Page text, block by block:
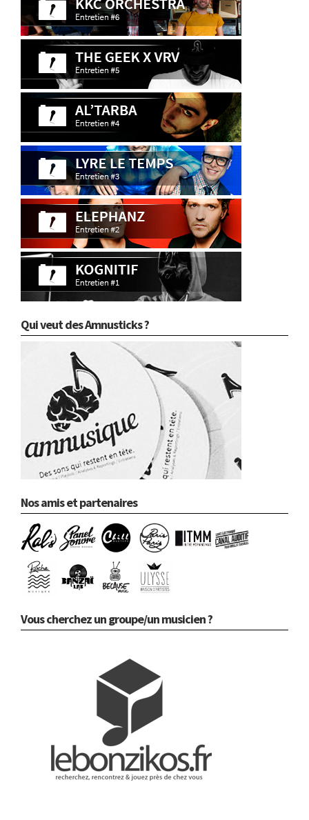
Qui veut des Amnusticks ?
Nos amis et partenaires
Vous cherchez un groupe/un musicien ?